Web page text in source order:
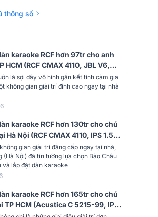
kHz
tiếng
(phổ thông)
Sân khấu, Gia đình, Sự kiện,
thông số
karaoke RCF hơn 97tr cho anh
HCM (RCF CMAX 4110, JBL V6,
Alto TS12S, JBL VM300)
là sợi dây vô hình gắn kết tình cảm gia
không gian giải trí đỉnh cao ngay tại nhà
karaoke RCF hơn 130tr cho chú
Hà Nội (RCF CMAX 4110, IPS 1.5K,
702AS MK3, VM300,…)
gian giải trí đẳng cấp ngay tại nhà,
(Hà Nội) đã tin tưởng lựa chọn Bảo Châu
và lắp đặt dàn karaoke
karaoke RCF hơn 165tr cho chú
TP HCM (Acustica C 5215-99, IPS
K9900II Luxury, RCF 705-AS